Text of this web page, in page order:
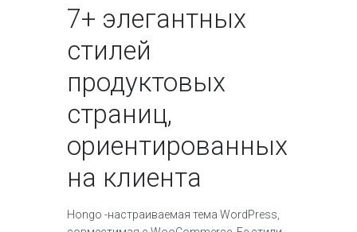
7+ элегантных
стилей
продуктовых
страниц,
ориентированных
на клиента
Hongo -настраиваемая тема WordPress,